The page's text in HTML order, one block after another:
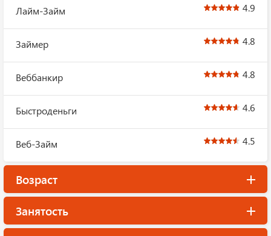
Лайм-Займ 4.9
Займер 4.8
Веббанкир 4.8
Быстроденьги 4.6
Веб-Займ 4.5
Возраст
Занятость